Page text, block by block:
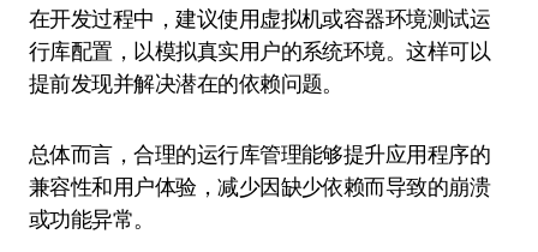
在开发过程中，建议使用虚拟机或容器环境测试运
行库配置，以模拟真实用户的系统环境。这样可以
提前发现并解决潜在的依赖问题。
总体而言，合理的运行库管理能够提升应用程序的
兼容性和用户体验，减少因缺少依赖而导致的崩溃
或功能异常。